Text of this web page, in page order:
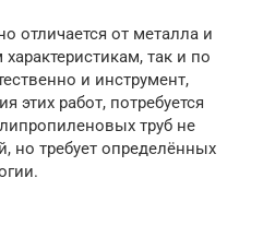
отличается от металла и
так и по
и инструмент,
этих работ, потребуется
труб не
но требует определённых